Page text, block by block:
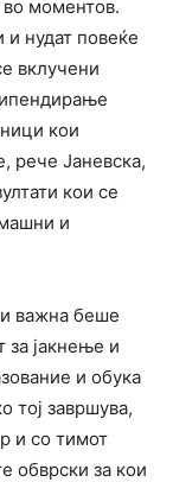
моментов.
нудат повеќе
вклучени
кои
рече Јаневска,
кои се
и
важна беше
јакнење и
и обука
тој завршува,
и со тимот
обврски за кои